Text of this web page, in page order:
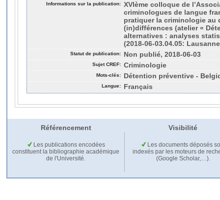
Informations sur la publication: XVIème colloque de
criminologues de langue
pratiquer la criminologie au
(in)différences (atelier «
alternatives : analyses
(2018-06-03.04.05:
Statut de publication: Non publié, 2018-06-03
Sujet CREF: Criminologie
Mots-clés: Détention préventive -
Langue: Français
Référencement Visibilité
Les publications encodées
constituent la bibliographie académique
de l'Université.
Les documents déposés
indexés par les moteurs de
(Google Scholar,…).